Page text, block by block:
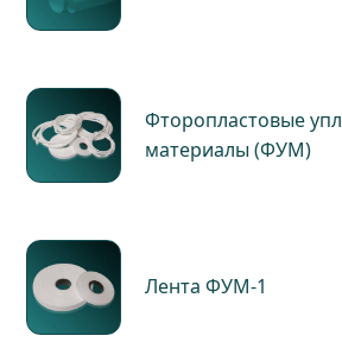
Фторопластовые
материалы (ФУМ)
Лента ФУМ-1